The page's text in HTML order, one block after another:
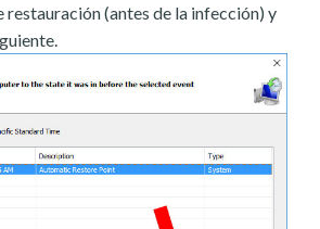
restauración (antes de la infección) y